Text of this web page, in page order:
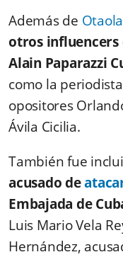
Además de Otaola
otros influencers
Alain Paparazzi
como la
opositores
Ávila Cicilia.
También fue
acusado de
Embajada de
Luis Mario Vela
Hernández,